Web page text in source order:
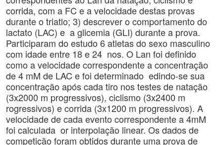
corrida, com a FC e a velocidade destas provas
durante o triatlo; 3) descrever o comportamento do
lactato (LAC) e a glicemia (GLI) durante a prova.
Participaram do estudo 6 atletas do sexo masculino
com idade entre 18 e 24 nos. O Lan foi definido
como a velocidade correspondente a concentração
de 4 mM de LAC e foi determinado edindo-se sua
concentração após cada tiro nos testes de natação
(3x2000 m progressivos), ciclismo (3x2400 m
rogressivos) e corrida (3x1200 m progressivos). A
velocidade de cada evento correspondente a 4mM
foi calculada or interpolação linear. Os dados de
competição foram obtidos durante uma prova de